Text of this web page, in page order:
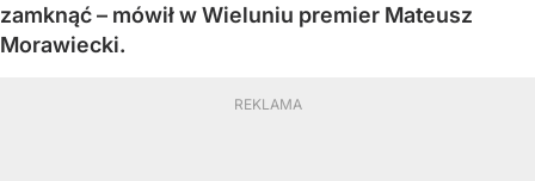
zamknąć – mówił w Wieluniu premier Mateusz
Morawiecki.